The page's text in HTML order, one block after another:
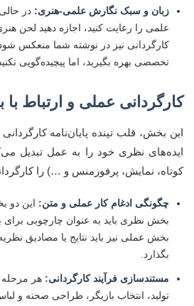
زبان و سبک نگارش علمی-هنری: در
علمی را رعایت کنید، اجازه دهید لحن
کارگردانی نیز در نوشته شما منعکس
تخصصی بهره بگیرید، اما پیچیده‌گویی
کارگردانی عملی و ارتباط
این بخش، قلب تپنده پایان‌نامه
ایده‌های نظری خود را به عمل تبدیل
کوتاه، نمایش، پرفورمنس و …) را
چگونگی ادغام کار عملی و متن: این دو
بخش نظری باید به عنوان چارچوبی
بخش عملی نیز باید نتایج یا مصادیق
بگذارد.
مستندسازی فرآیند کارگردانی: هر مرحله
تولید، انتخاب بازیگر، طراحی صحنه و